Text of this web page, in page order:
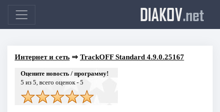
DIAKOV.net
Интернет и сеть⇒ TrackOFF Standard 4.9.0.25167
Оцените новость / программу!
5 из 5, всего оценок - 5